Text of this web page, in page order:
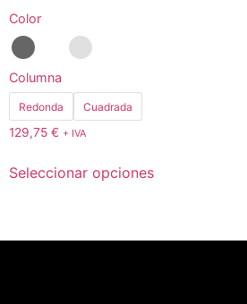
Color
Columna
Redonda Cuadrada
129,75 € + IVA
Seleccionar opciones